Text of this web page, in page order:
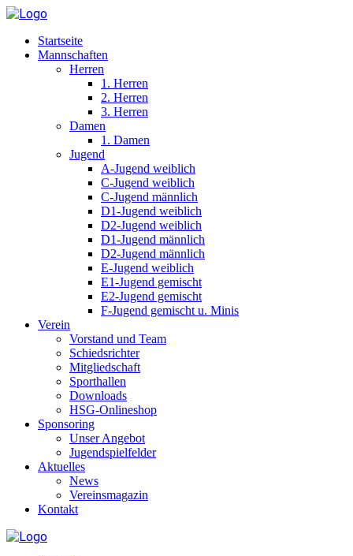
Startseite
Mannschaften
Herren
1. Herren
2. Herren
3. Herren
Damen
1. Damen
Jugend
A-Jugend weiblich
C-Jugend weiblich
C-Jugend männlich
D1-Jugend weiblich
D2-Jugend weiblich
D1-Jugend männlich
D2-Jugend männlich
E-Jugend weiblich
E1-Jugend gemischt
E2-Jugend gemischt
F-Jugend gemischt u. Minis
Verein
Vorstand und Team
Schiedsrichter
Mitgliedschaft
Sporthallen
Downloads
HSG-Onlineshop
Sponsoring
Unser Angebot
Jugendspielfelder
Aktuelles
News
Vereinsmagazin
Kontakt